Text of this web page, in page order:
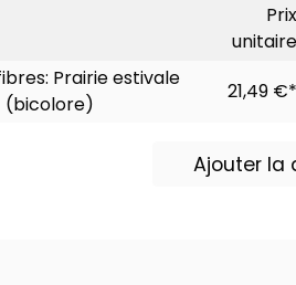
Prix
unitaire
Prairie estivale
(bicolore)
21,49 €*
Ajouter la